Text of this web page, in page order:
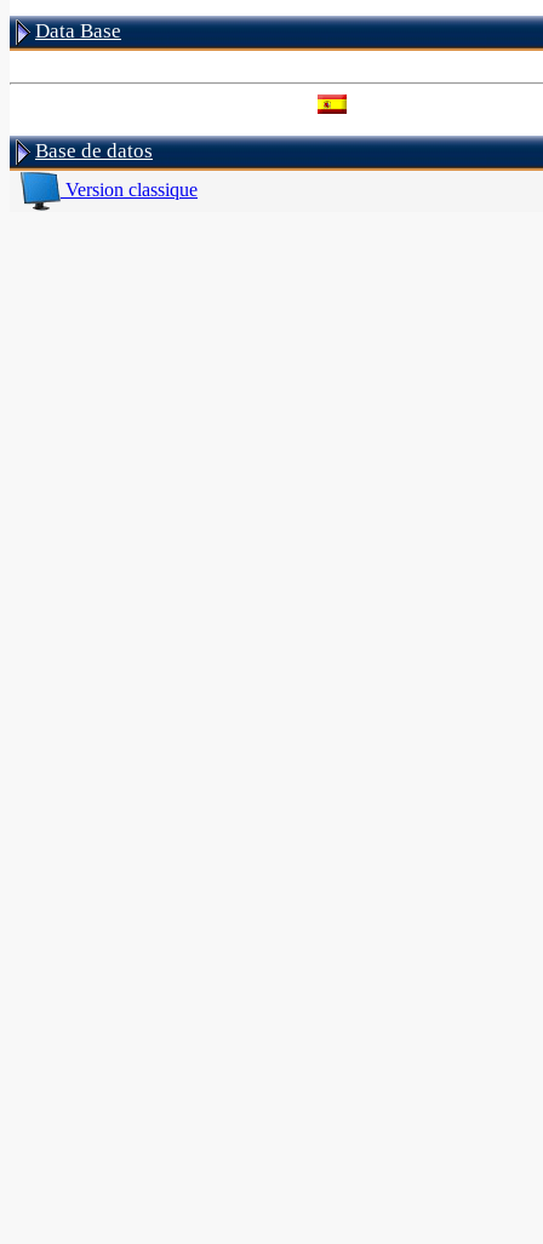
Data Base
Base de datos
Version classique